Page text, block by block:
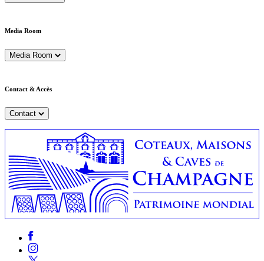
Media Room
Media Room
Contact & Accès
Contact